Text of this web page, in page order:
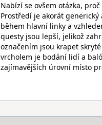
Nabízí se ovšem otázka,
Prostředí je akorát
během hlavní linky a
questy jsou lepší, jelikož
označením jsou krapet
vrcholem je bodání lidí a
zajímavějších úrovní místo